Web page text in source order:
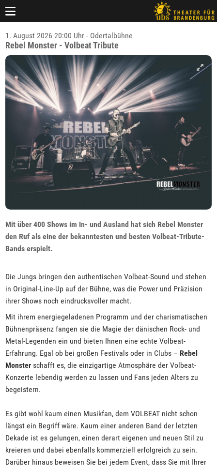
1. August 2026 20:00 Uhr - Odertalbühne
Rebel Monster - Volbeat Tribute
Mit über 400 Shows im In- und Ausland hat sich Rebel Monster
den Ruf als eine der bekanntesten und besten Volbeat-Tribute-
Bands erspielt.
Die Jungs bringen den authentischen Volbeat-Sound und stehen
in Original-Line-Up auf der Bühne, was die Power und Präzision
ihrer Shows noch eindrucksvoller macht.
Mit ihrem energiegeladenen Programm und der charismatischen
Bühnenpräsenz fangen sie die Magie der dänischen Rock- und
Metal-Legenden ein und bieten Ihnen eine echte Volbeat-
Erfahrung. Egal ob bei großen Festivals oder in Clubs – Rebel
Monster schafft es, die einzigartige Atmosphäre der Volbeat-
Konzerte lebendig werden zu lassen und Fans jeden Alters zu
begeistern.
Es gibt wohl kaum einen Musikfan, dem VOLBEAT nicht schon
längst ein Begriff wäre. Kaum einer anderen Band der letzten
Dekade ist es gelungen, einen derart eigenen und neuen Stil zu
kreieren und dabei ebenfalls kommerziell erfolgreich zu sein.
Darüber hinaus beweisen Sie bei jedem Event, dass Sie mit Ihrer